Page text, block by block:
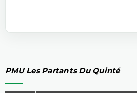
PMU Les Partants Du Quinté